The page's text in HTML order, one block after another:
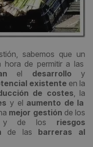
sabemos que un
hora de permitir a las
el desarrollo y
existente en la
de costes, la
y el aumento de la
mejor gestión de los
de los riesgos
de las barreras al